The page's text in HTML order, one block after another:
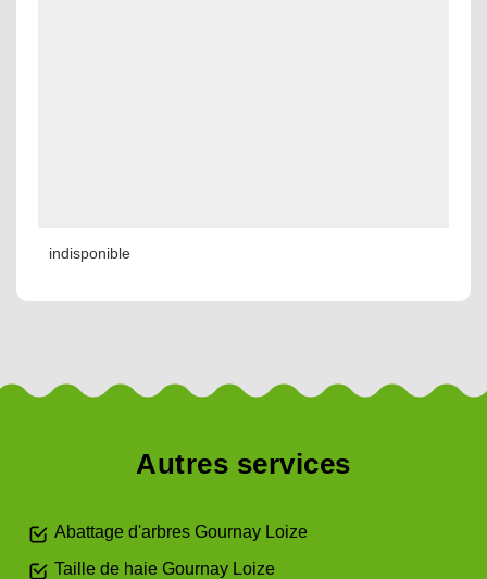
indisponible
Autres services
Abattage d'arbres Gournay Loize
Taille de haie Gournay Loize